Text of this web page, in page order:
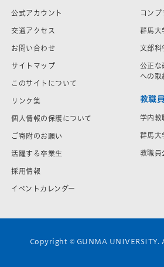
公式アカウント
交通アクセス
お問い合わせ
サイトマップ
このサイトについて
リンク集
個人情報の保護について
ご寄附のお願い
活躍する卒業生
採用情報
イベントカレンダー
コンプ
群馬大
文部科
公正な
への取
教職
学内教
群馬大
教職員
Copyright © GUNMA UNIVERSITY.